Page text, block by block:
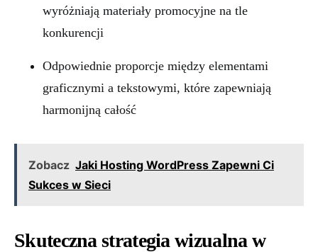
wyróżniają materiały promocyjne na tle
konkurencji
Odpowiednie proporcje między elementami
graficznymi a tekstowymi, które zapewniają
harmonijną całość
Zobacz Jaki Hosting WordPress Zapewni Ci
Sukces w Sieci
Skuteczna strategia wizualna w